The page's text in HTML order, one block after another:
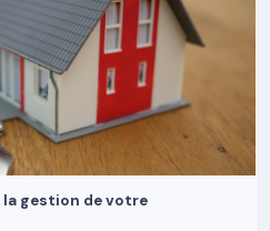
gestion de votre